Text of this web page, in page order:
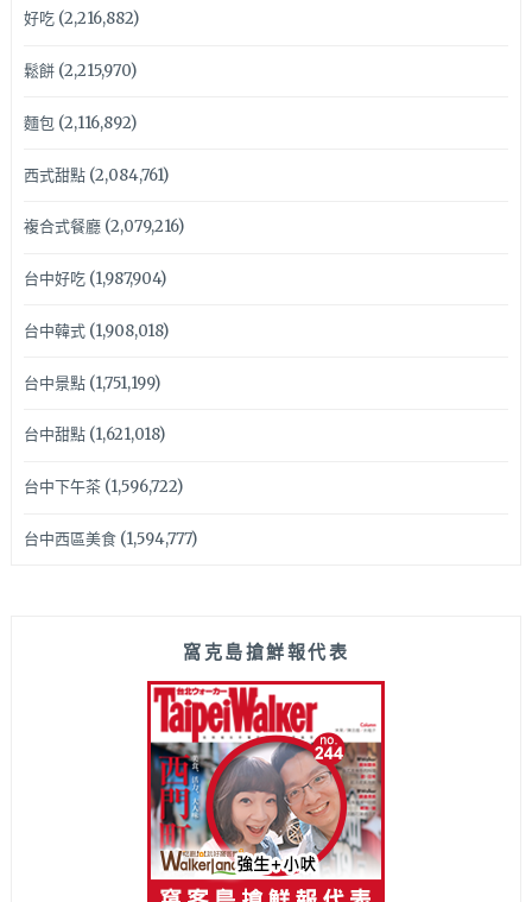
好吃(2,216,882)
鬆餅(2,215,970)
麵包(2,116,892)
西式甜點(2,084,761)
複合式餐廳(2,079,216)
台中好吃(1,987,904)
台中韓式(1,908,018)
台中景點(1,751,199)
台中甜點(1,621,018)
台中下午茶(1,596,722)
台中西區美食(1,594,777)
窩克島搶鮮報代表